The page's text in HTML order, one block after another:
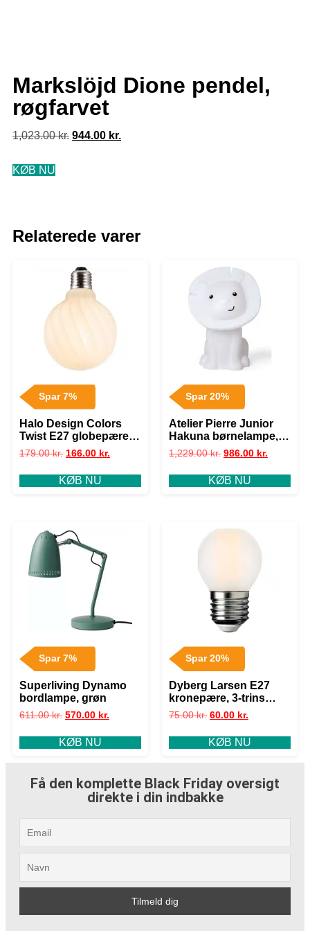
Markslöjd Dione pendel,
røgfarvet
1,023.00kr. 944.00 kr.
KØB NU
Relaterede varer
Spar 7%
Halo Design Colors
Twist E27 globepære,
3-trins dæmp, 7W, Ø9,5
179.00kr. 166.00 kr.
KØB NU
Spar 20%
Atelier Pierre Junior
Hakuna børnelampe,
højtaler
1,229.00kr. 986.00 kr.
KØB NU
Spar 7%
Superliving Dynamo
bordlampe, grøn
611.00kr. 570.00 kr.
KØB NU
Spar 20%
Dyberg Larsen E27
kronepære, 3-trins
dæmp, 5W
75.00kr. 60.00 kr.
KØB NU
Få den komplette Black Friday oversigt
direkte i din indbakke